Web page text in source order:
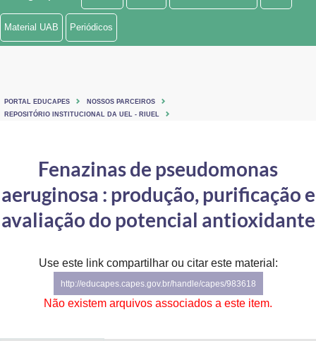
Ministério de Minas e Energia
Ministério do Turismo
Controladoria-Geral da União
Ministério da Mulher, da Família e dos Direitos Humanos
Secretaria de Governo
Gabinete de Segurança Institucional
Material UAB Periódicos
PORTAL EDUCAPES
NOSSOS PARCEIROS
REPOSITÓRIO INSTITUCIONAL DA UEL - RIUEL
Fenazinas de pseudomonas
aeruginosa : produção, purificação e
avaliação do potencial antioxidante
Use este link compartilhar ou citar este material:
http://educapes.capes.gov.br/handle/capes/983618
Não existem arquivos associados a este item.